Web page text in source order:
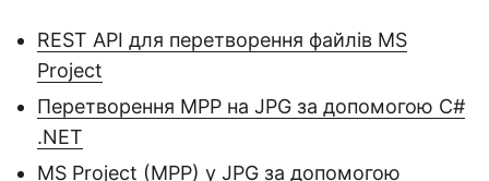
REST API для перетворення файлів MS
Project
Перетворення MPP на JPG за допомогою C#
.NET
MS Project (MPP) у JPG за допомогою